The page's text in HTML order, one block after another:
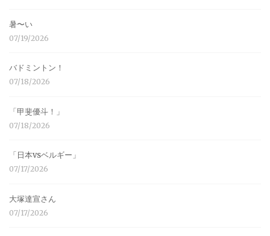
暑〜い
07/19/2026
バドミントン！
07/18/2026
「甲斐優斗！」
07/18/2026
「日本vsベルギー」
07/17/2026
大塚達宣さん
07/17/2026